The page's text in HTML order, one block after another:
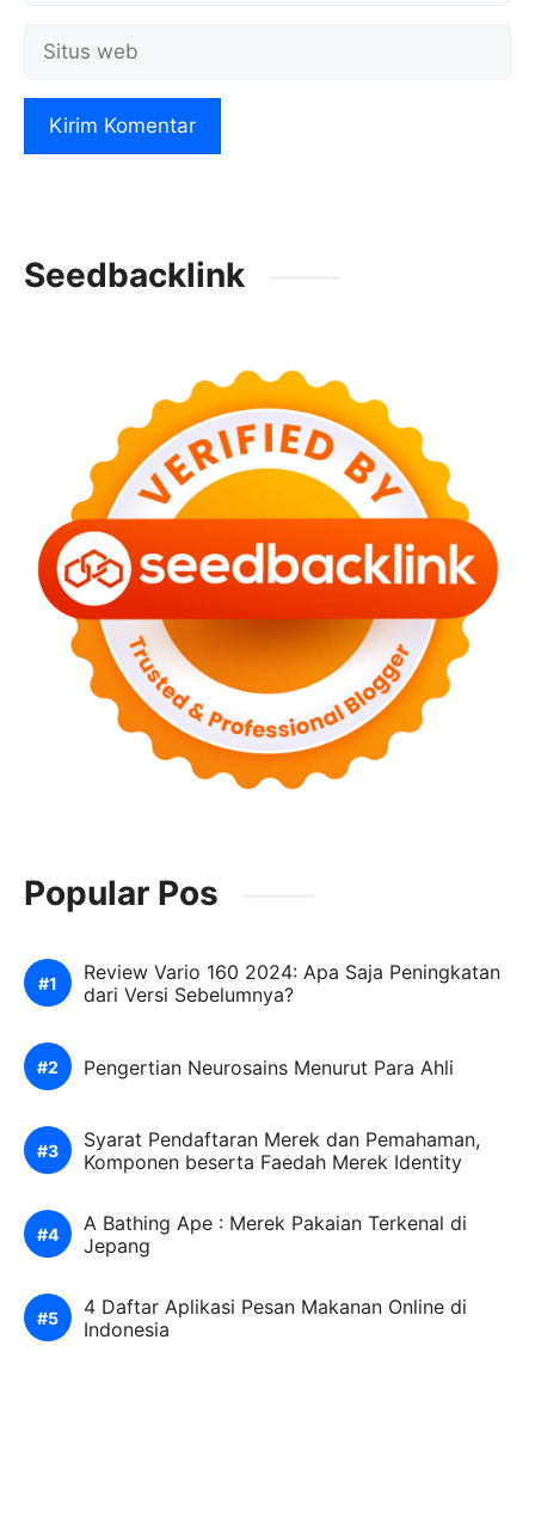
Situs
web
Seedbacklink
Popular Pos
Review Vario 160 2024: Apa Saja Peningkatan
dari Versi Sebelumnya?
Pengertian Neurosains Menurut Para Ahli
Syarat Pendaftaran Merek dan Pemahaman,
Komponen beserta Faedah Merek Identity
A Bathing Ape : Merek Pakaian Terkenal di
Jepang
4 Daftar Aplikasi Pesan Makanan Online di
Indonesia